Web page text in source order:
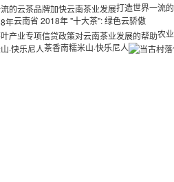
打造世界一流
云南省 2018年 "十大茶": 绿色云骄傲
农
茶香南糯米山·快乐尼人